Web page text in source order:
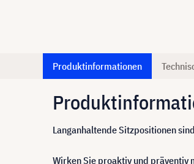
Produktinformationen
Langanhaltende Sitzpositionen
Wirken Sie proaktiv und präventiv